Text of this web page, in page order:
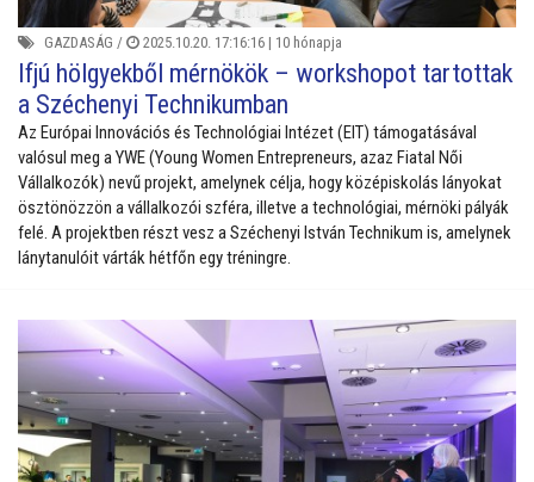
GAZDASÁG / 2025.10.20. 17:16:16 | 10 hónapja
Ifjú hölgyekből mérnökök – workshopot tartottak
a Széchenyi Technikumban
Az Európai Innovációs és Technológiai Intézet (EIT) támogatásával
valósul meg a YWE (Young Women Entrepreneurs, azaz Fiatal Női
Vállalkozók) nevű projekt, amelynek célja, hogy középiskolás lányokat
ösztönözzön a vállalkozói szféra, illetve a technológiai, mérnöki pályák
felé. A projektben részt vesz a Széchenyi István Technikum is, amelynek
lánytanulóit várták hétfőn egy tréningre.